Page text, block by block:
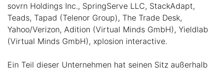
sovrn Holdings Inc., SpringServe LLC, StackAdapt,
Teads, Tapad (Telenor Group), The Trade Desk,
Yahoo/Verizon, Adition (Virtual Minds GmbH), Yieldlab
(Virtual Minds GmbH), xplosion interactive.
Ein Teil dieser Unternehmen hat seinen Sitz außerhalb